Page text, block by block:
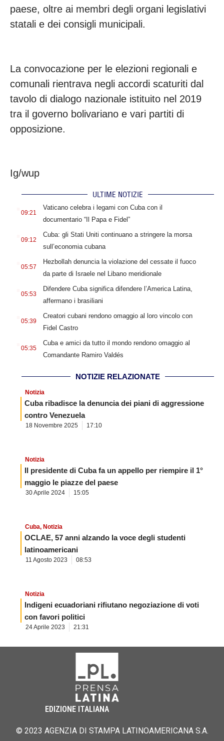
paese, oltre ai membri degli organi legislativi
statali e dei consigli municipali.
La convocazione per le elezioni regionali e
comunali rientrava negli accordi scaturiti dal
tavolo di dialogo nazionale istituito nel 2019
tra il governo bolivariano e vari partiti di
opposizione.
Ig/wup
ULTIME NOTIZIE
09:21
Vaticano celebra i legami con Cuba con il
documentario “Il Papa e Fidel”
09:12
Cuba: gli Stati Uniti continuano a stringere la morsa
sull’economia cubana
05:57
Hezbollah denuncia la violazione del cessate il fuoco
da parte di Israele nel Libano meridionale
05:53
Difendere Cuba significa difendere l’America Latina,
affermano i brasiliani
05:39
Creatori cubani rendono omaggio al loro vincolo con
Fidel Castro
05:35
Cuba e amici da tutto il mondo rendono omaggio al
Comandante Ramiro Valdés
NOTIZIE RELAZIONATE
Notizia
Cuba ribadisce la denuncia dei piani di aggressione
contro Venezuela
18 Novembre 2025 17:10
Notizia
Il presidente di Cuba fa un appello per riempire il 1°
maggio le piazze del paese
30 Aprile 2024 15:05
Cuba, Notizia
OCLAE, 57 anni alzando la voce degli studenti
latinoamericani
11 Agosto 2023 08:53
Notizia
Indigeni ecuadoriani rifiutano negoziazione di voti
con favori politici
24 Aprile 2023 21:31
EDIZIONE ITALIANA
© 2023 AGENZIA DI STAMPA LATINOAMERICANA S.A.